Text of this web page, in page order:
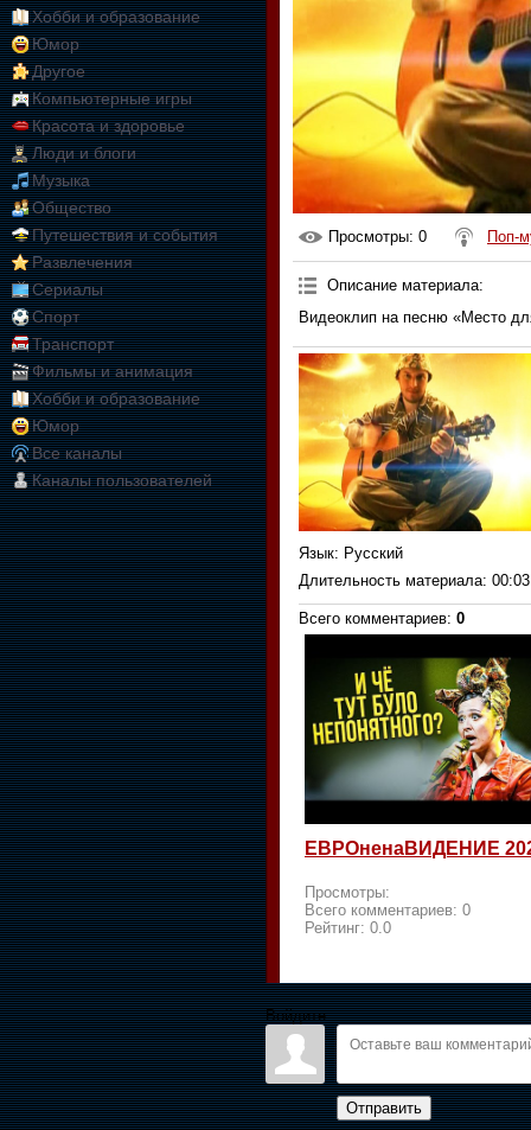
Хобби и образование
Юмор
Другое
Компьютерные игры
Красота и здоровье
Люди и блоги
Музыка
Общество
Путешествия и события
Развлечения
Сериалы
Спорт
Транспорт
Фильмы и анимация
Хобби и образование
Юмор
Все каналы
Каналы пользователей
Просмотры: 0 Поп-
Описание материала:
Видеоклип на песню «Место
Язык: Русский
Длительность материала:
Всего комментариев: 0
ЕВРОненаВИДЕНИЕ
Просмотры:
Всего комментариев: 0
Рейтинг: 0.0
Войдите:
Отправить